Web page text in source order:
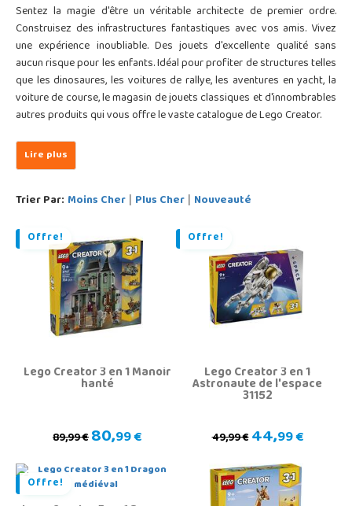
Sentez la magie d'être un véritable architecte de premier ordre.
Construisez des infrastructures fantastiques avec vos amis. Vivez
une expérience inoubliable. Des jouets d'excellente qualité sans
aucun risque pour les enfants. Idéal pour profiter de structures telles
que les dinosaures, les voitures de rallye, les aventures en yacht, la
voiture de course, le magasin de jouets classiques et d'innombrables
autres produits qui vous offre le vaste catalogue de Lego Creator.
Trier Par: Moins Cher | Plus Cher | Nouveauté
Offre!
Lego Creator 3 en 1 Manoir
hanté
89,99 €80,99 €
Offre!
Lego Creator 3 en 1
Astronaute de l'espace
31152
49,99 €44,99 €
Offre!